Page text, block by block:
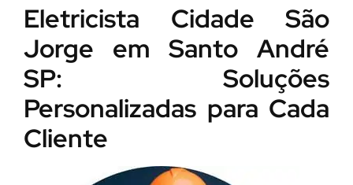
Eletricista Cidade São
Jorge em Santo André
SP: Soluções
Personalizadas para Cada
Cliente